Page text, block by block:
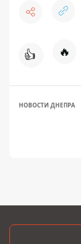
👍 🔥
НОВОСТИ ДНЕПРА